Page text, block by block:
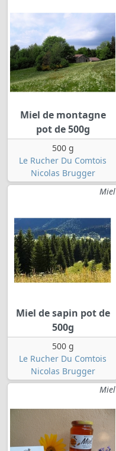
Miel de montagne
pot de 500g
500 g
Le Rucher Du Comtois
Nicolas Brugger
Miel
Miel de sapin pot de
500g
500 g
Le Rucher Du Comtois
Nicolas Brugger
Miel